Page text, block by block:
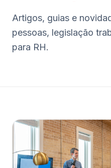
Artigos, guias e
pessoas, legislação
para RH.